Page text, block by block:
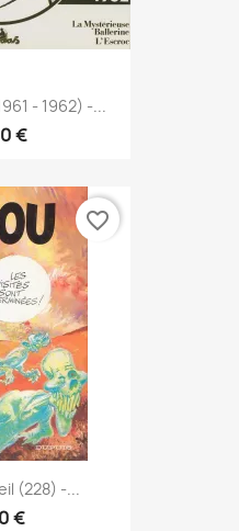
- 1962) -...
€
(228) -...
€
favorite_border